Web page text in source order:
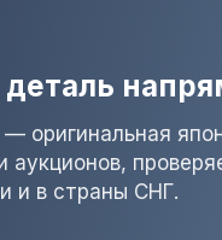
оригинальная
аукционов,
и в страны СНГ.